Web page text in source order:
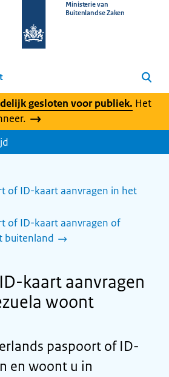
homepage
Ministerie van
Buitenlandse Zaken
Zoeken
gesloten voor publiek. Het
of ID-kaart aanvragen in het
of ID-kaart aanvragen of
buitenland
kaart aanvragen
woont
paspoort of ID-
en woont u in